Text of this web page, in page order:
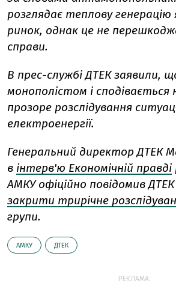
розглядає теплову генерацію
ринок, однак це не
справи.
В прес-службі ДТЕК заявили,
монополістом і сподівається
прозоре розслідування
електроенергії.
Генеральний директор ДТЕК
в інтерв'ю Економічній правді
АМКУ офіційно повідомив
закрити трирічне
групи.
АМКУ ДТЕК
РЕКЛАМА: